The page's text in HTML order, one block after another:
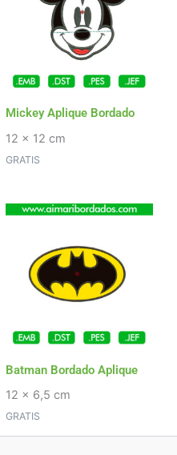
Mickey Aplique Bordado
12 x 12 cm
GRATIS
Batman Bordado Aplique
12 x 6,5 cm
GRATIS